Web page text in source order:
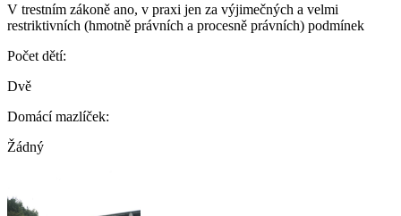
V trestním zákoně ano, v praxi jen za výjimečných a velmi
restriktivních (hmotně právních a procesně právních) podmínek
Počet dětí:
Dvě
Domácí mazlíček:
Žádný